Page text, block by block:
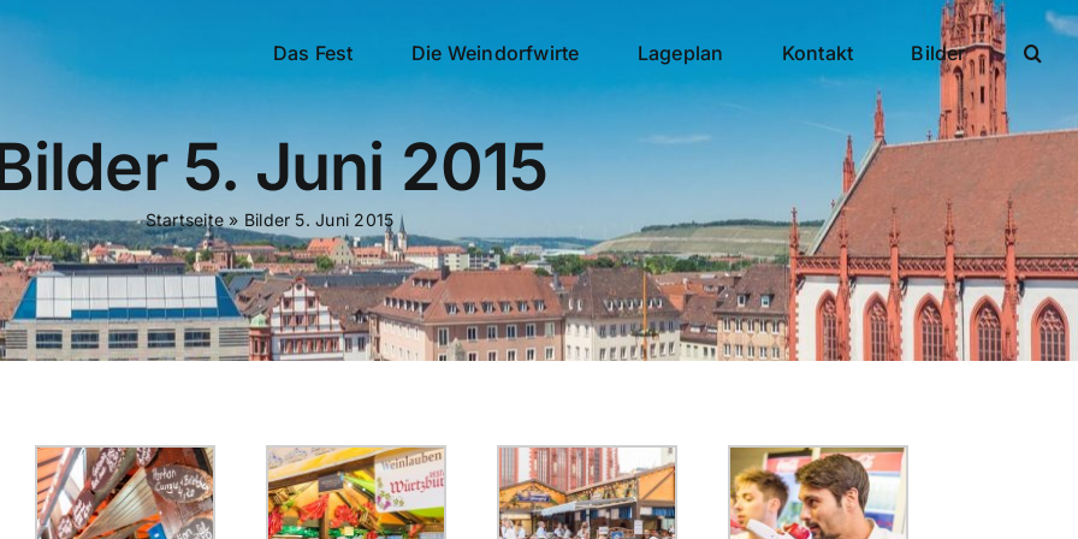
Das Fest Die Weindorfwirte Lageplan Kontakt Bilder
5. Juni 2015
Startseite » Bilder 5. Juni 2015